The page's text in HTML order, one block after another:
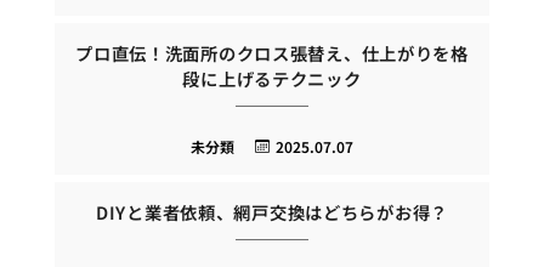
プロ直伝！洗面所のクロス張替え、仕上がりを格
段に上げるテクニック
2025.07.07
未分類
DIYと業者依頼、網戸交換はどちらがお得？